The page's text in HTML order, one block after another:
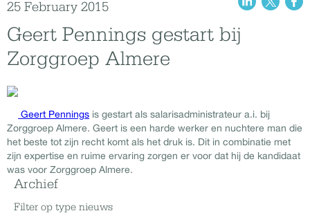
25 February 2015
Geert Pennings gestart bij
Zorggroep Almere
Geert Pennings is gestart als salarisadministrateur a.i. bij
Zorggroep Almere. Geert is een harde werker en nuchtere man die
het beste tot zijn recht komt als het druk is. Dit in combinatie met
zijn expertise en ruime ervaring zorgen er voor dat hij de kandidaat
was voor Zorggroep Almere.
Archief
Filter op type nieuws